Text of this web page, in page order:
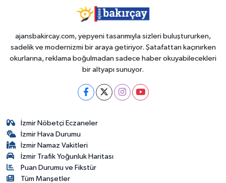
ajansbakircay.com, yepyeni tasarımıyla sizleri buluştururken,
sadelik ve modernizmi bir araya getiriyor. Şatafattan kaçınırken
okurlarına, reklama boğulmadan sadece haber okuyabilecekleri
bir altyapı sunuyor.
İzmir Nöbetçi Eczaneler
İzmir Hava Durumu
İzmir Namaz Vakitleri
İzmir Trafik Yoğunluk Haritası
Puan Durumu ve Fikstür
Tüm Manşetler